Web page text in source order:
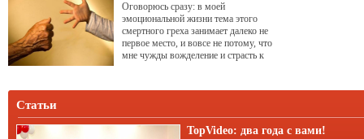
Оговорюсь сразу: в моей
эмоциональной жизни тема этого
смертного греха занимает далеко не
первое место, и вовсе не потому, что
мне чужды вожделение и страсть к
Статьи
TopVideo: два года с вами!